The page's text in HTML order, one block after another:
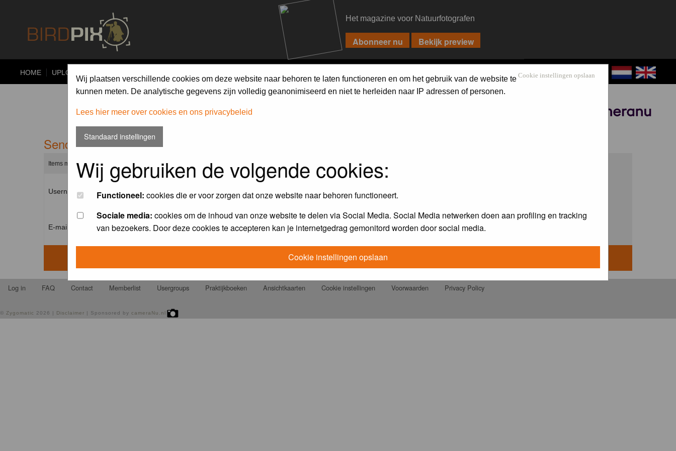
Het magazine voor Natuurfotografen
HOME UPLOAD Cookie instellingen opslaan
Wij plaatsen verschillende cookies om deze website naar behoren te laten functioneren en om het gebruik van de website te
kunnen meten. De analytische gegevens zijn volledig geanonimiseerd en niet te herleiden naar IP adressen of personen.
Lees hier meer over cookies en ons privacybeleid
Standaard instellingen
Wij gebruiken de volgende cookies:
Functioneel: cookies die er voor zorgen dat onze website naar behoren functioneert.
Sociale media: cookies om de inhoud van onze website te delen via Social Media. Social Media netwerken doen aan profiling en tracking
van bezoekers. Door deze cookies te accepteren kan je internetgedrag gemonitord worden door social media.
Cookie instellingen opslaan
Send me a new password
Items marked with a * are required unless stated otherwise.
Username: *
E-mail address: *
Log in FAQ Contact Memberlist Usergroups Praktijkboeken Ansichtkaarten Cookie instellingen Voorwaarden Privacy Policy
© Zygomatic 2026 | Disclaimer | Sponsored by cameraNu.nl